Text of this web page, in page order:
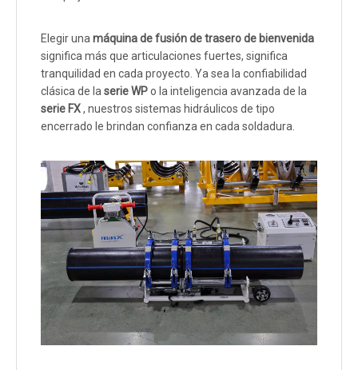
Elegir una máquina de fusión de trasero de bienvenida
significa más que articulaciones fuertes, significa
tranquilidad en cada proyecto. Ya sea la confiabilidad
clásica de la serie WPo la inteligencia avanzada de la
serie FX, nuestros sistemas hidráulicos de tipo
encerrado le brindan confianza en cada soldadura.